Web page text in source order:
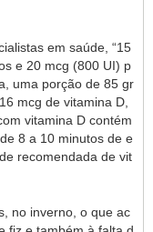
em saúde, “15
e 20 mcg (800 UI) p
uma porção de 85 gr
mcg de vitamina D,
vitamina D contém
8 a 10 minutos de e
recomendada de vit
no inverno, o que ac